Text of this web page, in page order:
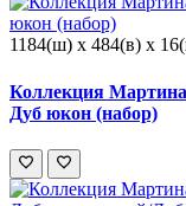
1184(ш) x 484(в) x
Коллекция
Дуб юкон (набор)